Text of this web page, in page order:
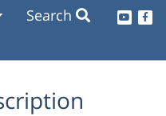
Search